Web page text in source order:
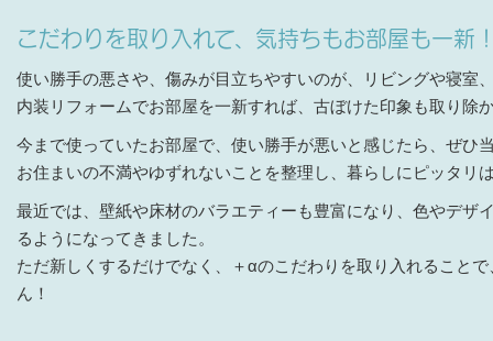
こだわりを取り入れて、気持ちもお部屋も一新
使い勝手の悪さや、傷みが目立ちやすいのが、リビングや寝室
内装リフォームでお部屋を一新すれば、古ぼけた印象も取り除
今まで使っていたお部屋で、使い勝手が悪いと感じたら、ぜひ
お住まいの不満やゆずれないことを整理し、暮らしにピッタリ
最近では、壁紙や床材のバラエティーも豊富になり、色やデザ
るようになってきました。
ただ新しくするだけでなく、＋αのこだわりを取り入れること
ん！